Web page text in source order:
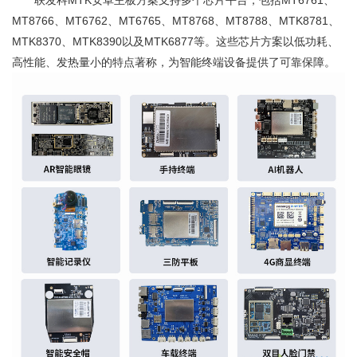
MT8766、MT6762、MT6765、MT8768、MT8788、MTK8781、
MTK8370、MTK8390以及MTK6877等。这些芯片方案以低功耗、
高性能、发热量小的特点著称，为智能终端设备提供了可靠保障。